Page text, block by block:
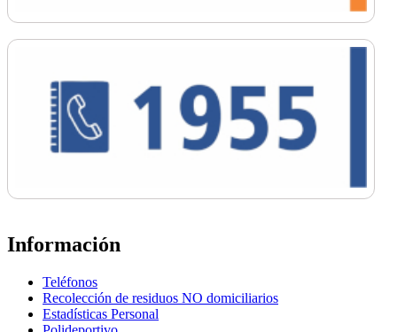
Información
Teléfonos
Recolección de residuos NO domiciliarios
Estadísticas Personal